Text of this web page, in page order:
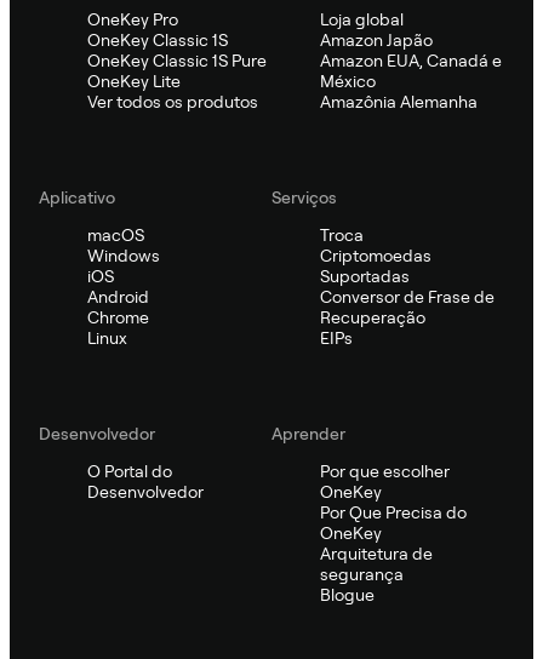
OneKey Pro
OneKey Classic 1S
OneKey Classic 1S Pure
OneKey Lite
Ver todos os produtos
Loja global
Amazon Japão
Amazon EUA, Canadá e
México
Amazônia Alemanha
Aplicativo
macOS
Windows
iOS
Android
Chrome
Linux
Serviços
Troca
Criptomoedas
Suportadas
Conversor de Frase de
Recuperação
EIPs
Desenvolvedor
O Portal do
Desenvolvedor
Aprender
Por que escolher
OneKey
Por Que Precisa do
OneKey
Arquitetura de
segurança
Blogue